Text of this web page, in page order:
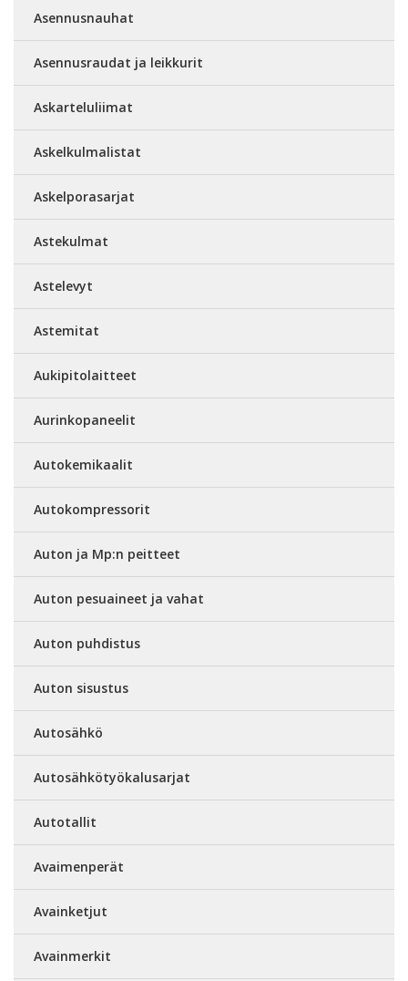
Asennusnauhat
Asennusraudat ja leikkurit
Askarteluliimat
Askelkulmalistat
Askelporasarjat
Astekulmat
Astelevyt
Astemitat
Aukipitolaitteet
Aurinkopaneelit
Autokemikaalit
Autokompressorit
Auton ja Mp:n peitteet
Auton pesuaineet ja vahat
Auton puhdistus
Auton sisustus
Autosähkö
Autosähkötyökalusarjat
Autotallit
Avaimenperät
Avainketjut
Avainmerkit